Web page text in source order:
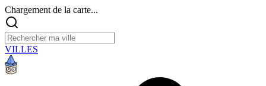
Chargement de la carte...
VILLES